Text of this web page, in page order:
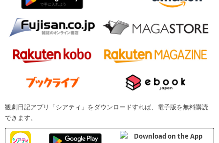
観劇日記アプリ「シアティ」をダウンロードすれば、電子版を無料購読
できます。